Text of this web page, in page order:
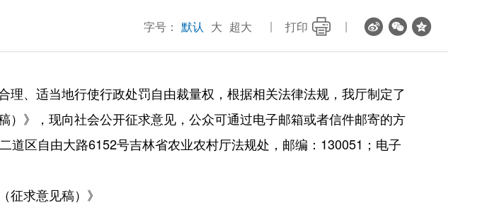
字号： 默认 大 超大 打印
、适当地行使行政处罚自由裁量权，根据相关法律法规，我厅制定了
）》，现向社会公开征求意见，公众可通过电子邮箱或者信件邮寄的方
区自由大路6152号吉林省农业农村厅法规处，邮编：130051；电子
求意见稿）》